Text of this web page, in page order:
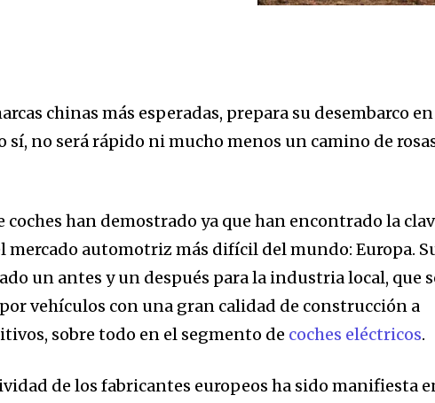
chinas más esperadas, prepara su desembarco en
sí, no será rápido ni mucho menos un camino de
coches han demostrado ya que han encontrado la
mercado automotriz más difícil del mundo: Europa.
un antes y un después para la industria local, que
vehículos con una gran calidad de construcción a
sobre todo en el segmento de coches eléctricos.
de los fabricantes europeos ha sido manifiesta